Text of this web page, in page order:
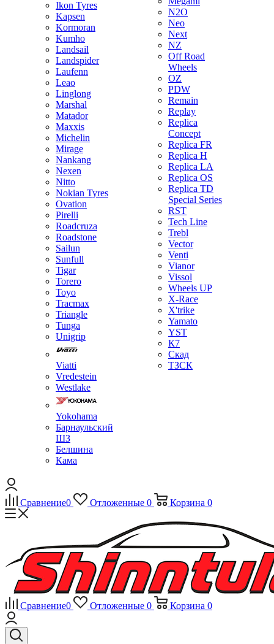
Ikon Tyres
Kapsen
Kormoran
Kumho
Landsail
Landspider
Laufenn
Leao
Linglong
Marshal
Matador
Maxxis
Michelin
Mirage
Nankang
Nexen
Nitto
Nokian Tyres
Ovation
Pirelli
Roadcruza
Roadstone
Sailun
Sunfull
Tigar
Torero
Toyo
Tracmax
Triangle
Tunga
Unigrip
Viatti
Vredestein
Westlake
Yokohama
Барнаульский
ШЗ
Белшина
Кама
N2O
Neo
Next
NZ
Off Road
Wheels
OZ
PDW
Remain
Replay
Replica
Concept
Replica FR
Replica H
Replica LA
Replica OS
Replica TD
Special Series
RST
Tech Line
Trebl
Vector
Venti
Vianor
Vissol
Wheels UP
X-Race
X'trike
Yamato
YST
К7
Скад
ТЗСК
Сравнение0 Отложенные 0 Корзина 0
Сравнение0 Отложенные 0 Корзина 0